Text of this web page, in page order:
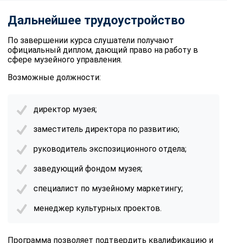
Дальнейшее трудоустройство
По завершении курса слушатели получают
официальный диплом, дающий право на работу в
сфере музейного управления.
Возможные должности:
директор музея;
заместитель директора по развитию;
руководитель экспозиционного отдела;
заведующий фондом музея;
специалист по музейному маркетингу;
менеджер культурных проектов.
Программа позволяет подтвердить квалификацию и